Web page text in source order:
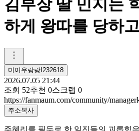
김부장 딸 민지는
하게 왕따를 당하
미여우랑랑I232618
2026.07.05 21:44
조회 52추천 0스크랩 0
https://fanmaum.com/community/
주소복사